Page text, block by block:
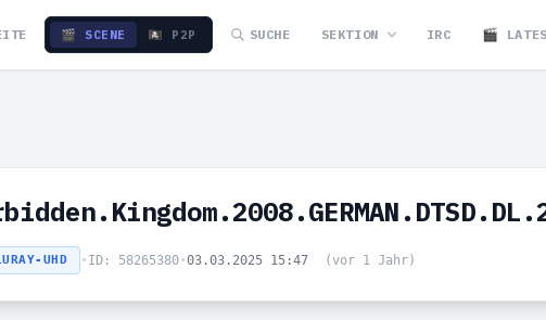
🎬 SCENE 🏴‍☠️ P2P SUCHE SEKTION IRC 🎬
UHD • ID: 58265380•03.03.2025 15:47 (vor 1 Jahr)